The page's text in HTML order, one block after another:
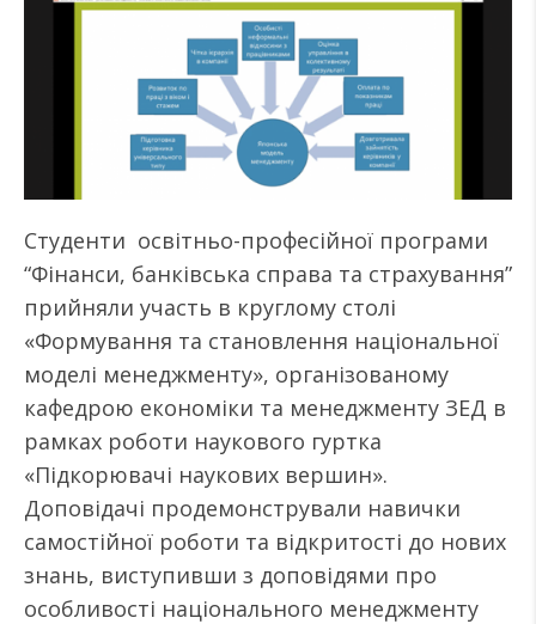
Студенти освітньо-професійної програми
“Фінанси, банківська справа та страхування”
прийняли участь в круглому столі
«Формування та становлення національної
моделі менеджменту», організованому
кафедрою економіки та менеджменту ЗЕД в
рамках роботи наукового гуртка
«Підкорювачі наукових вершин».
Доповідачі продемонстрували навички
самостійної роботи та відкритості до нових
знань, виступивши з доповідями про
особливості національного менеджменту